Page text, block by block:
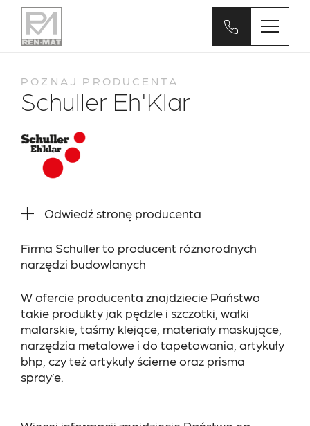
POZNAJ PRODUCENTA
Schuller Eh'Klar
Odwiedź stronę producenta
Firma Schuller to producent różnorodnych
narzędzi budowlanych
W ofercie producenta znajdziecie Państwo
takie produkty jak pędzle i szczotki, wałki
malarskie, taśmy klejące, materiały maskujące,
narzędzia metalowe i do tapetowania, artykuły
bhp, czy też artykuły ścierne oraz prisma
spray’e.